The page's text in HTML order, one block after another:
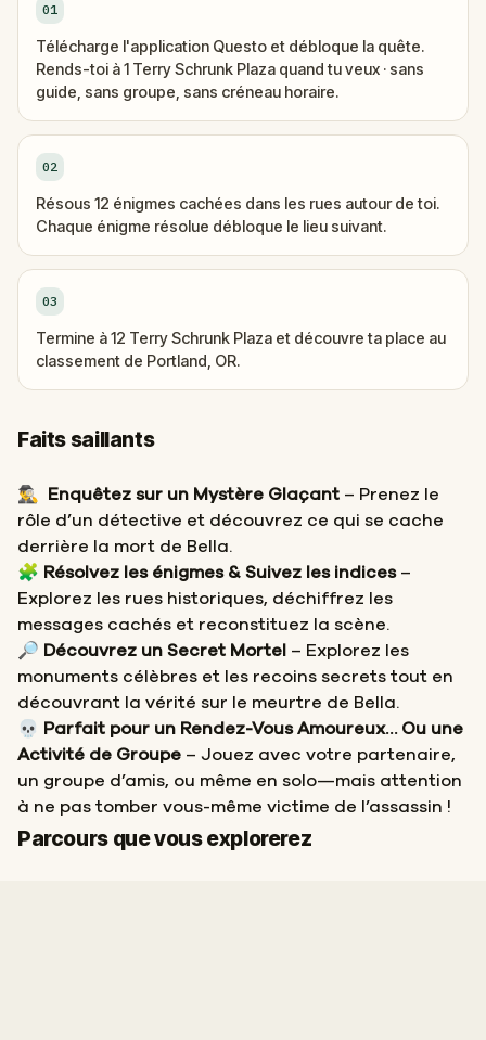
01
Télécharge l'application Questo et débloque la quête.
Rends-toi à 1 Terry Schrunk Plaza quand tu veux · sans
guide, sans groupe, sans créneau horaire.
02
Résous 12 énigmes cachées dans les rues autour de toi.
Chaque énigme résolue débloque le lieu suivant.
03
Termine à 12 Terry Schrunk Plaza et découvre ta place au
classement de Portland, OR.
Faits saillants
🕵️‍♂️ Enquêtez sur un Mystère Glaçant – Prenez le
rôle d’un détective et découvrez ce qui se cache
derrière la mort de Bella.
🧩 Résolvez les énigmes & Suivez les indices–
Explorez les rues historiques, déchiffrez les
messages cachés et reconstituez la scène.
🔎 Découvrez un Secret Mortel – Explorez les
monuments célèbres et les recoins secrets tout en
découvrant la vérité sur le meurtre de Bella.
💀
Parfait pour un Rendez-Vous Amoureux… Ou une
Activité de Groupe – Jouez avec votre partenaire,
un groupe d’amis, ou même en solo—mais attention
à ne pas tomber vous-même victime de l’assassin !
Parcours que vous explorerez
Départ
Arrivée